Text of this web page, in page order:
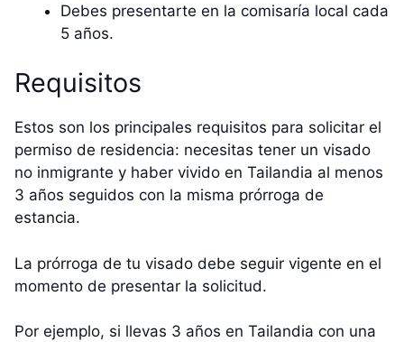
Debes presentarte en la comisaría local cada
5 años.
Requisitos
Estos son los principales requisitos para solicitar el
permiso de residencia: necesitas tener un visado
no inmigrante y haber vivido en Tailandia al menos
3 años seguidos con la misma prórroga de
estancia.
La prórroga de tu visado debe seguir vigente en el
momento de presentar la solicitud.
Por ejemplo, si llevas 3 años en Tailandia con una